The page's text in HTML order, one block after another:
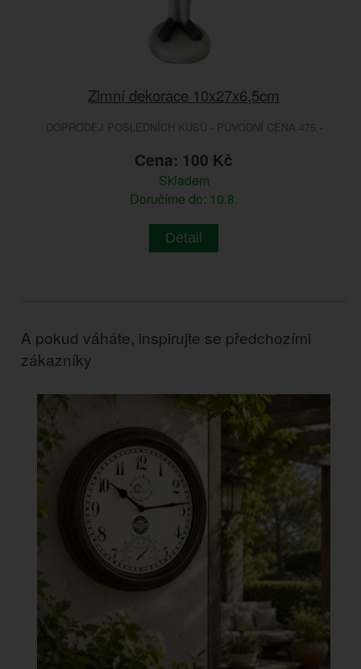
Zimní dekorace 10x27x6,5cm
DOPRODEJ POSLEDNÍCH KUSŮ - PŮVODNÍ CENA 475.-
Cena: 100 Kč
Skladem
Doručíme do: 10.8.
Detail
A pokud váháte, inspirujte se předchozími
zákazníky